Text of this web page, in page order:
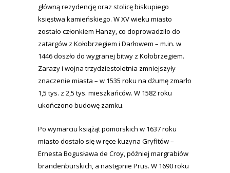
główną rezydencję oraz stolicę biskupiego
księstwa kamieńskiego. W XV wieku miasto
zostało członkiem Hanzy, co doprowadziło do
zatargów z Kołobrzegiem i Darłowem – m.in. w
1446 doszło do wygranej bitwy z Kołobrzegiem.
Zarazy i wojna trzydziestoletnia zmniejszyły
znaczenie miasta – w 1535 roku na dżumę zmarło
1,5 tys. z 2,5 tys. mieszkańców. W 1582 roku
ukończono budowę zamku.
Po wymarciu książąt pomorskich w 1637 roku
miasto dostało się w ręce kuzyna Gryfitów –
Ernesta Bogusława de Croy, później margrabiów
brandenburskich, a następnie Prus. W 1690 roku